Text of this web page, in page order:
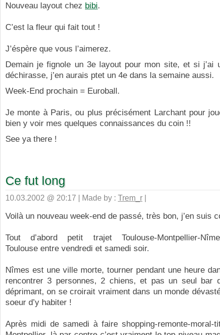
Nouveau layout chez bibi.
C’est la fleur qui fait tout !
J’éspère que vous l’aimerez.
Demain je fignole un 3e layout pour mon site, et si j’ai
déchirasse, j’en aurais ptet un 4e dans la semaine aussi.
Week-End prochain = Euroball.
Je monte à Paris, ou plus précisément Larchant pour
bien y voir mes quelques connaissances du coin !!
See ya there !
Ce fut long
10.03.2002 @ 20:17 | Made by : Trem_r |
Voilà un nouveau week-end de passé, très bon, j’en suis
Tout d’abord petit trajet Toulouse-Montpellier-
Toulouse entre vendredi et samedi soir.
Nîmes est une ville morte, tourner pendant une heure
rencontrer 3 personnes, 2 chiens, et pas un seul bar
déprimant, on se croirait vraiment dans un monde
soeur d’y habiter !
Après midi de samedi à faire shopping-remonte-moral-